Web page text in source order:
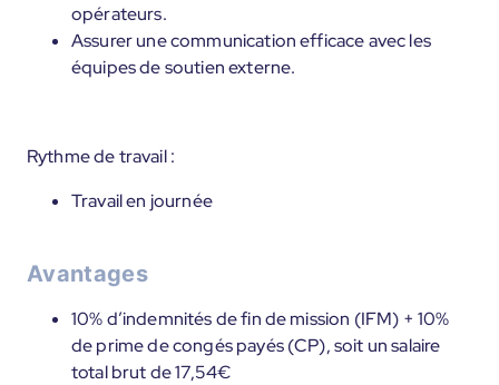
opérateurs.
Assurer une communication efficace avec les
équipes de soutien externe.
Rythme de travail :
Travail en journée
Avantages
10% d’indemnités de fin de mission (IFM) + 10%
de prime de congés payés (CP), soit un salaire
total brut de 17,54€